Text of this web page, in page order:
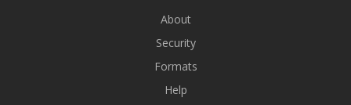
About
Security
Formats
Help